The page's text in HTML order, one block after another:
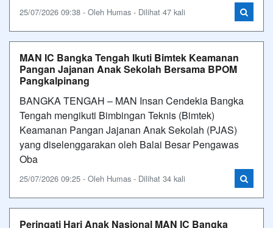
25/07/2026 09:38 - Oleh Humas - Dilihat 47 kali
MAN IC Bangka Tengah Ikuti Bimtek Keamanan
Pangan Jajanan Anak Sekolah Bersama BPOM
Pangkalpinang
BANGKA TENGAH – MAN Insan Cendekia Bangka
Tengah mengikuti Bimbingan Teknis (Bimtek)
Keamanan Pangan Jajanan Anak Sekolah (PJAS)
yang diselenggarakan oleh Balai Besar Pengawas
Oba
25/07/2026 09:25 - Oleh Humas - Dilihat 34 kali
Peringati Hari Anak Nasional MAN IC Bangka